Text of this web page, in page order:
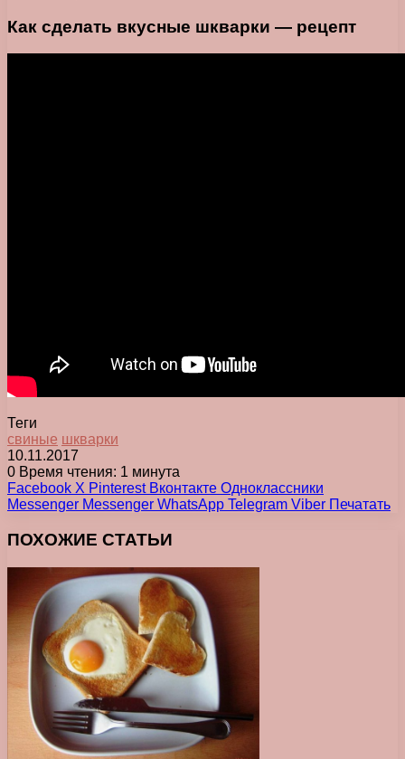
Как сделать вкусные шкварки — рецепт
Теги
свиные шкварки
10.11.2017
0 Время чтения: 1 минута
Facebook X Pinterest Вконтакте Одноклассники
Messenger Messenger WhatsApp Telegram Viber Печатать
ПОХОЖИЕ СТАТЬИ